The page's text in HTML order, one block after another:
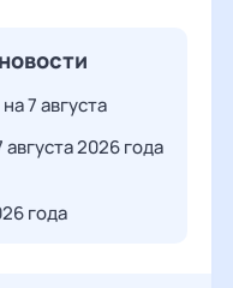
7 августа
2026 года
года